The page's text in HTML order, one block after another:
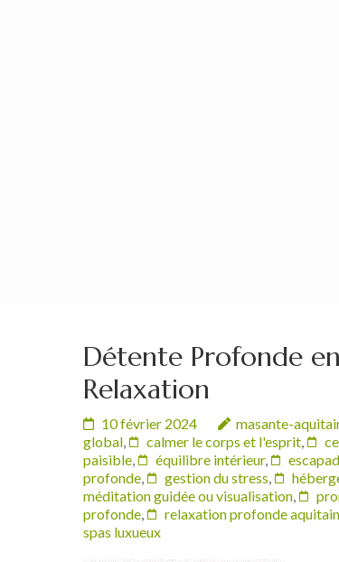
Détente Profonde
Relaxation
10 février 2024 masante-
global, calmer le corps et l'esprit,
paisible, équilibre intérieur,
profonde, gestion du stress,
méditation guidée ou visualisation,
profonde, relaxation profonde
spas luxueux